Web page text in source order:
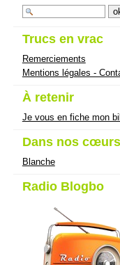
Trucs en vrac
Remerciements
Mentions légales -
À retenir
Je vous en fiche mon
Dans nos cœurs
Blanche
Radio Blogbo